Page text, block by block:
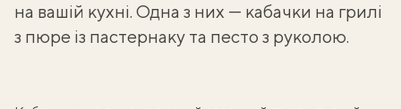
на вашій кухні. Одна з них — кабачки на грилі
з пюре із пастернаку та песто з руколою.